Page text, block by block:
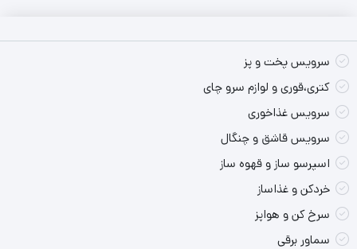
نقاط قوت محصول:
ترموسوییچ اتوماتیک
سرویس پخت و پز
کتری،قوری و لوازم سرو چای
سرویس غذاخوری
سرویس قاشق و چنگال
اسپرسو ساز و قهوه ساز
خردکن و غذاساز
سرخ کن و هواپز
سماور برقی